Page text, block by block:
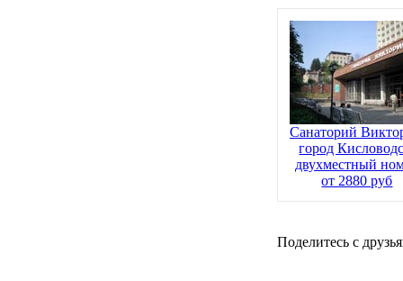
Санаторий
город
двухместный
от 2880 руб
Поделитесь с